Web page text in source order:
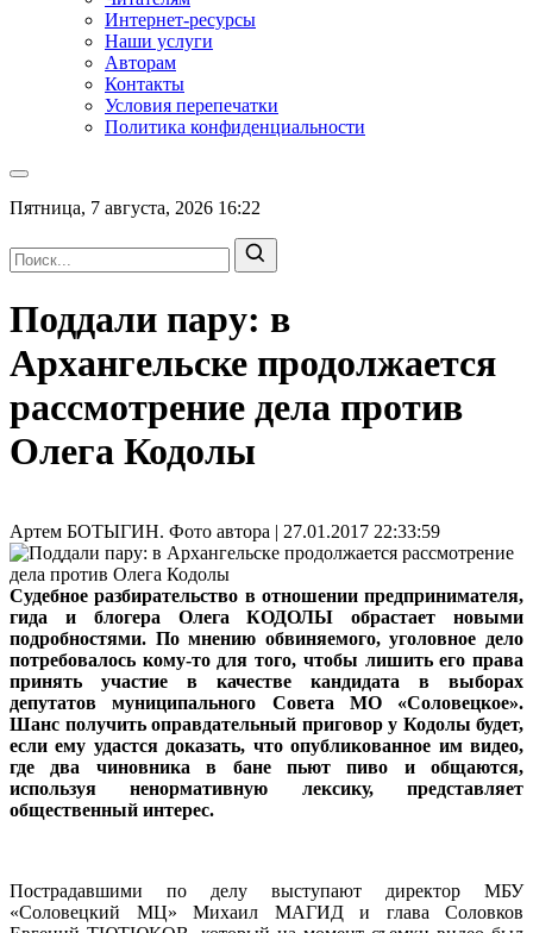
Интернет-ресурсы
Наши услуги
Авторам
Контакты
Условия перепечатки
Политика конфиденциальности
Пятница, 7 августа, 2026 16:22
Поддали пару: в
Архангельске продолжается
рассмотрение дела против
Олега Кодолы
Артем БОТЫГИН. Фото автора | 27.01.2017 22:33:59
Судебное разбирательство в отношении предпринимателя,
гида и блогера Олега КОДОЛЫ обрастает новыми
подробностями. По мнению обвиняемого, уголовное дело
потребовалось кому-то для того, чтобы лишить его права
принять участие в качестве кандидата в выборах
депутатов муниципального Совета МО «Соловецкое».
Шанс получить оправдательный приговор у Кодолы будет,
если ему удастся доказать, что опубликованное им видео,
где два чиновника в бане пьют пиво и общаются,
используя ненормативную лексику, представляет
общественный интерес.
Пострадавшими по делу выступают директор МБУ
«Соловецкий МЦ» Михаил МАГИД и глава Соловков